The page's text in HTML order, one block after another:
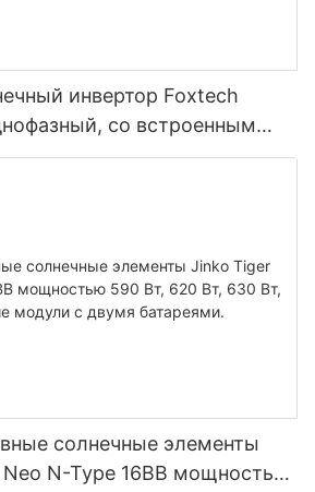
инвертор Foxtech
со встроенным
возможность
солнечные элементы
N-Type 16BB мощностью